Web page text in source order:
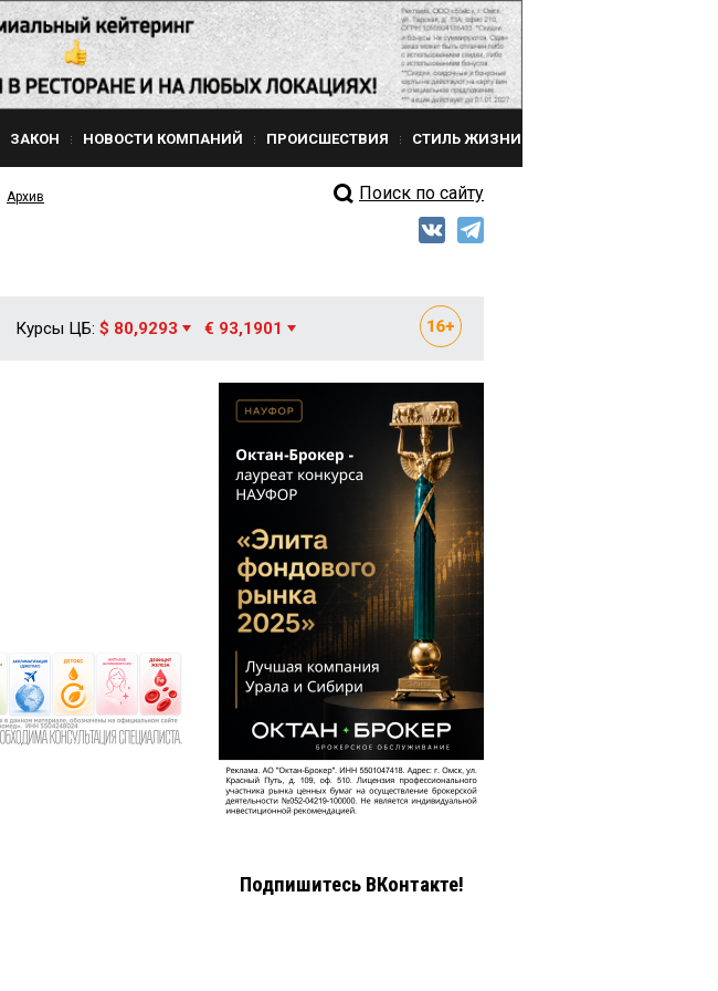
ЗАКОН НОВОСТИ КОМПАНИЙ ПРОИСШЕСТВИЯ СТИЛЬ ЖИЗНИ
Архив Поиск по сайту
Курсы ЦБ: $ 80,9293 € 93,1901
Подпишитесь ВКонтакте!